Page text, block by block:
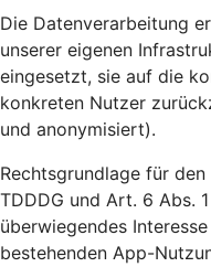
Die Datenverarbeitung
unserer eigenen
eingesetzt, sie auf die
konkreten Nutzer
und anonymisiert).
Rechtsgrundlage für
TDDDG und Art. 6 Abs.
überwiegendes
bestehenden App-